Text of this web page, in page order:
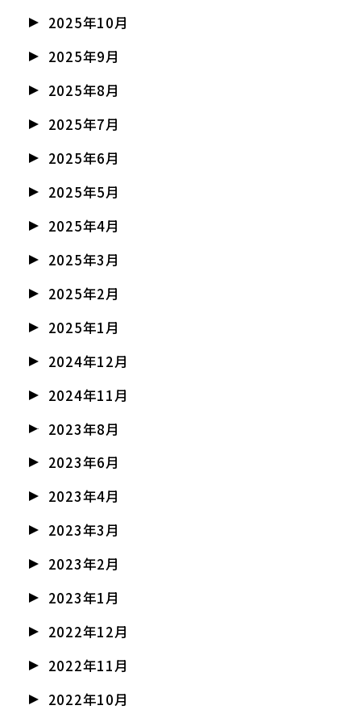
2025年10月
2025年9月
2025年8月
2025年7月
2025年6月
2025年5月
2025年4月
2025年3月
2025年2月
2025年1月
2024年12月
2024年11月
2023年8月
2023年6月
2023年4月
2023年3月
2023年2月
2023年1月
2022年12月
2022年11月
2022年10月